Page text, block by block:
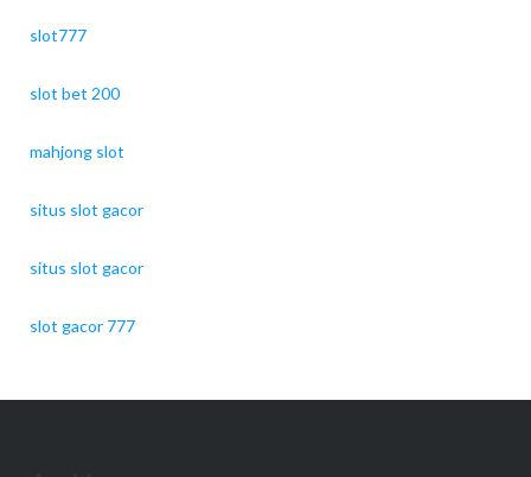
slot777
slot bet 200
mahjong slot
situs slot gacor
situs slot gacor
slot gacor 777